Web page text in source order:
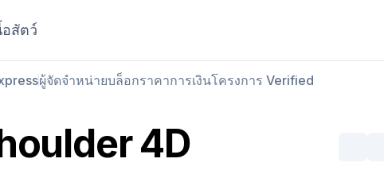
อสัตว์
ผู้จัดจำหน่ายบล็อกราคาการเงินโครงการ Verified
4D